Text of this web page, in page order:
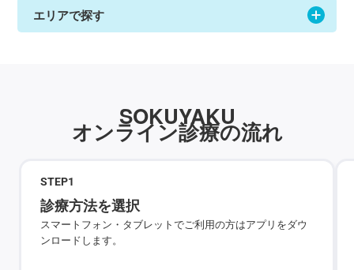
エリアで探す
SOKUYAKU
オンライン診療の流れ
STEP1
診療方法を選択
スマートフォン・タブレットでご利用の方はアプリをダウ
ンロードします。